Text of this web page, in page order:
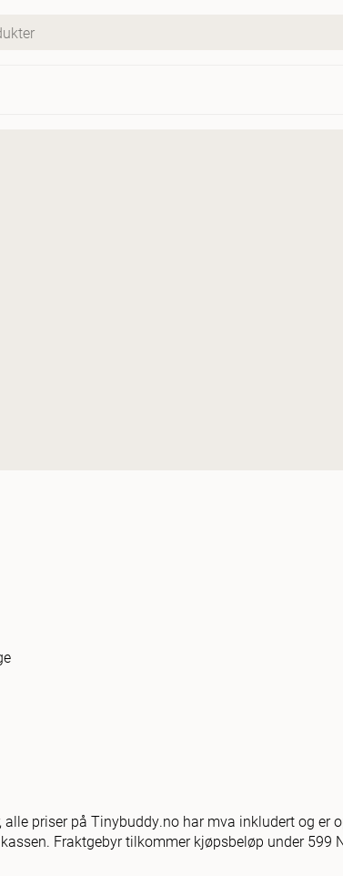
priser på Tinybuddy.no har mva inkludert og er
Fraktgebyr tilkommer kjøpsbeløp under 599